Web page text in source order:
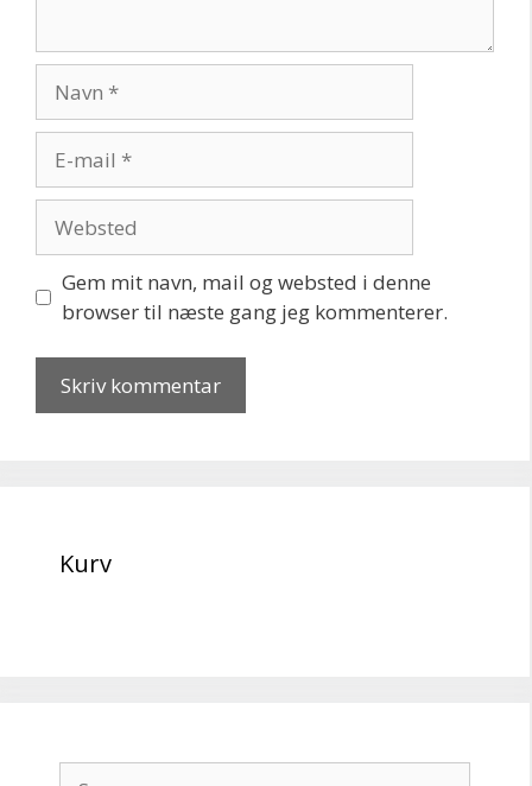
mail
Gem mit navn, mail og websted i denne
browser til næste gang jeg kommenterer.
Kurv